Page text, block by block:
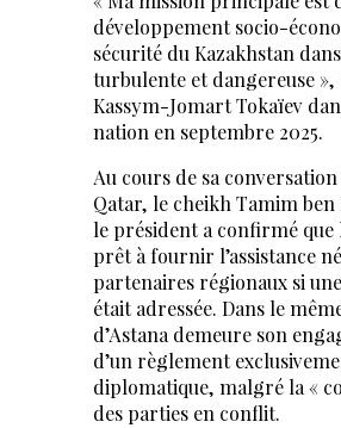
développement socio-
sécurité du Kazakhstan
turbulente et dangereuse »,
Kassym-Jomart Tokaïev
nation en septembre 2025.
Au cours de sa
Qatar, le cheikh Tamim
le président a confirmé que
prêt à fournir l’assistance
partenaires régionaux si
était adressée. Dans le
d’Astana demeure son
d’un règlement
diplomatique, malgré la «
des parties en conflit.